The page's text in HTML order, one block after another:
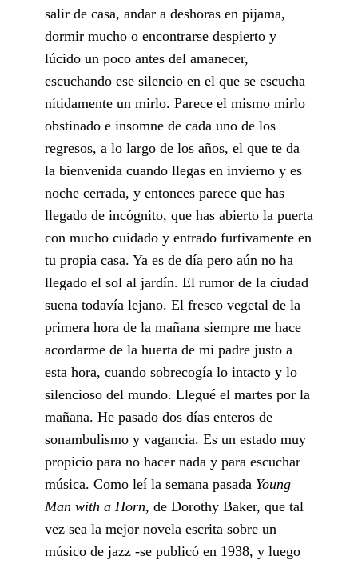
salir de casa, andar a deshoras en pijama,
dormir mucho o encontrarse despierto y
lúcido un poco antes del amanecer,
escuchando ese silencio en el que se escucha
nítidamente un mirlo. Parece el mismo mirlo
obstinado e insomne de cada uno de los
regresos, a lo largo de los años, el que te da
la bienvenida cuando llegas en invierno y es
noche cerrada, y entonces parece que has
llegado de incógnito, que has abierto la puerta
con mucho cuidado y entrado furtivamente en
tu propia casa. Ya es de día pero aún no ha
llegado el sol al jardín. El rumor de la ciudad
suena todavía lejano. El fresco vegetal de la
primera hora de la mañana siempre me hace
acordarme de la huerta de mi padre justo a
esta hora, cuando sobrecogía lo intacto y lo
silencioso del mundo. Llegué el martes por la
mañana. He pasado dos días enteros de
sonambulismo y vagancia. Es un estado muy
propicio para no hacer nada y para escuchar
música. Como leí la semana pasada Young
Man with a Horn, de Dorothy Baker, que tal
vez sea la mejor novela escrita sobre un
músico de jazz -se publicó en 1938, y luego